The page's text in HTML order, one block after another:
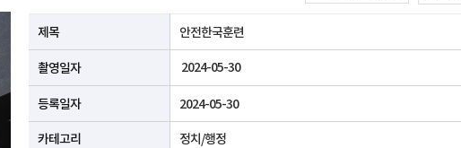
제목 안전한국훈련
촬영일자 2024-05-30
등록일자 2024-05-30
카테고리 정치/행정